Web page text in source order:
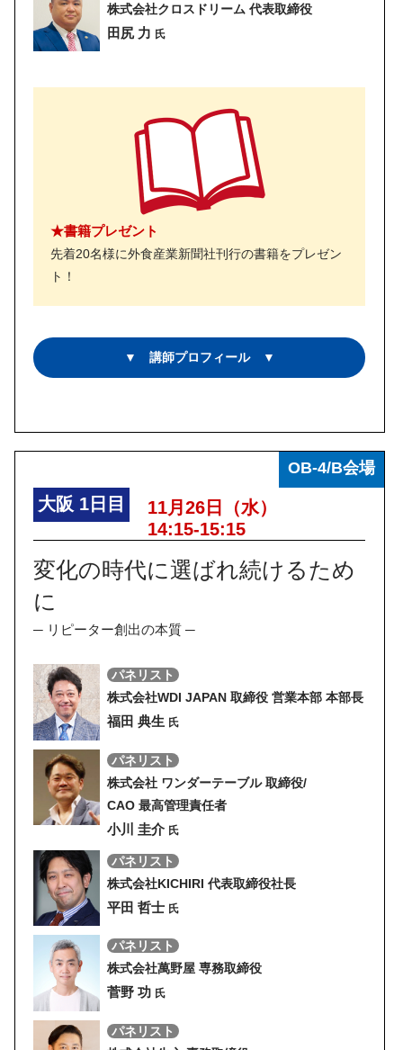
株式会社クロスドリーム 代表取締役
田尻 力 氏
★書籍プレゼント
先着20名様に外食産業新聞社刊行の書籍をプレゼン
ト！
▼ 講師プロフィール ▼
OB-4/B会場
大阪 1日目
11月26日（水）
14:15-15:15
変化の時代に選ばれ続けるため
に
─ リピーター創出の本質 ─
パネリスト
株式会社WDI JAPAN 取締役 営業本部 本部長
福田 典生 氏
パネリスト
株式会社 ワンダーテーブル 取締役/
CAO 最高管理責任者
小川 圭介 氏
パネリスト
株式会社KICHIRI 代表取締役社長
平田 哲士 氏
パネリスト
株式会社萬野屋 専務取締役
菅野 功 氏
パネリスト